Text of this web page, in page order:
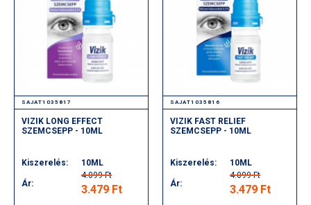
- laktózmentes
- cukormentes
- GMO mentes
SAJAT1035817
VIZIK LONG EFFECT
SZEMCSEPP - 10ML
Kiszerelés: 10ML
Ár:
4.099 Ft
3.479 Ft
SAJAT1035816
VIZIK FAST RELIEF
SZEMCSEPP - 10ML
Kiszerelés: 10ML
Ár:
4.099 Ft
3.479 Ft